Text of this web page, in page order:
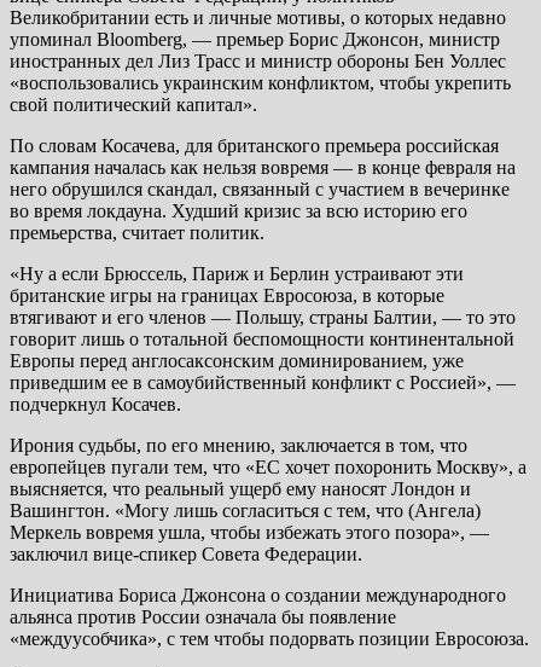
Великобритании есть и личные мотивы, о которых недавно
упоминал Bloomberg, — премьер Борис Джонсон, министр
иностранных дел Лиз Трасс и министр обороны Бен Уоллес
«воспользовались украинским конфликтом, чтобы укрепить
свой политический капитал».
По словам Косачева, для британского премьера российская
кампания началась как нельзя вовремя — в конце февраля на
него обрушился скандал, связанный с участием в вечеринке
во время локдауна. Худший кризис за всю историю его
премьерства, считает политик.
«Ну а если Брюссель, Париж и Берлин устраивают эти
британские игры на границах Евросоюза, в которые
втягивают и его членов — Польшу, страны Балтии, — то это
говорит лишь о тотальной беспомощности континентальной
Европы перед англосаксонским доминированием, уже
приведшим ее в самоубийственный конфликт с Россией», —
подчеркнул Косачев.
Ирония судьбы, по его мнению, заключается в том, что
европейцев пугали тем, что «ЕС хочет похоронить Москву», а
выясняется, что реальный ущерб ему наносят Лондон и
Вашингтон. «Могу лишь согласиться с тем, что (Ангела)
Меркель вовремя ушла, чтобы избежать этого позора», —
заключил вице-спикер Совета Федерации.
Инициатива Бориса Джонсона о создании международного
альянса против России означала бы появление
«междуусобчика», с тем чтобы подорвать позиции Евросоюза.